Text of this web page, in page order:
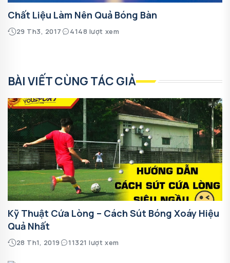
Chất Liệu Làm Nên Quả Bóng Bàn
29 Th3, 2017 4148 lượt xem
BÀI VIẾT CÙNG TÁC GIẢ
Kỹ Thuật Cứa Lòng – Cách Sút Bóng Xoáy Hiệu
Quả Nhất
28 Th1, 2019 11321 lượt xem